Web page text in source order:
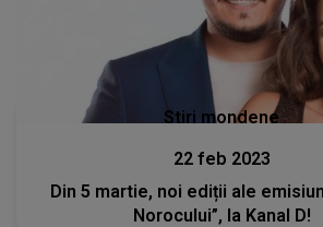
Stiri mondene
22 feb 2023
Din 5 martie, noi ediții ale
Norocului”, la Kanal D!